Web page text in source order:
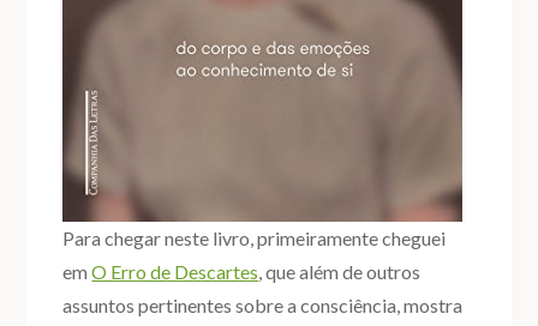
Para chegar neste livro, primeiramente cheguei
emO Erro de Descartes, que além de outros
assuntos pertinentes sobre a consciência, mostra